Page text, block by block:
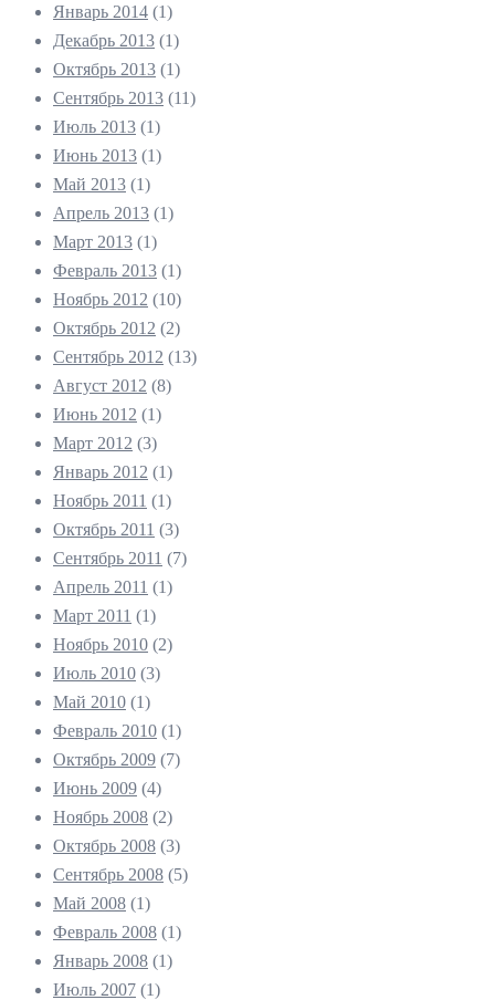
Январь 2014 (1)
Декабрь 2013 (1)
Октябрь 2013 (1)
Сентябрь 2013 (11)
Июль 2013 (1)
Июнь 2013 (1)
Май 2013 (1)
Апрель 2013 (1)
Март 2013 (1)
Февраль 2013 (1)
Ноябрь 2012 (10)
Октябрь 2012 (2)
Сентябрь 2012 (13)
Август 2012 (8)
Июнь 2012 (1)
Март 2012 (3)
Январь 2012 (1)
Ноябрь 2011 (1)
Октябрь 2011 (3)
Сентябрь 2011 (7)
Апрель 2011 (1)
Март 2011 (1)
Ноябрь 2010 (2)
Июль 2010 (3)
Май 2010 (1)
Февраль 2010 (1)
Октябрь 2009 (7)
Июнь 2009 (4)
Ноябрь 2008 (2)
Октябрь 2008 (3)
Сентябрь 2008 (5)
Май 2008 (1)
Февраль 2008 (1)
Январь 2008 (1)
Июль 2007 (1)